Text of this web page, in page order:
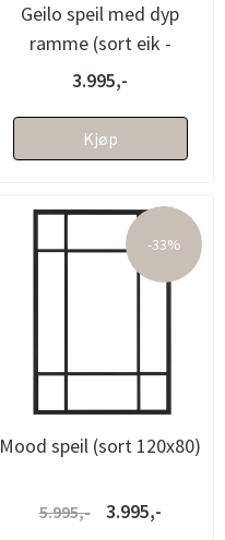
Geilo speil med dyp
ramme (sort eik -
100x100x8)
3.995,-
Kjøp
-33%
Mood speil (sort 120x80)
5.995,- 3.995,-